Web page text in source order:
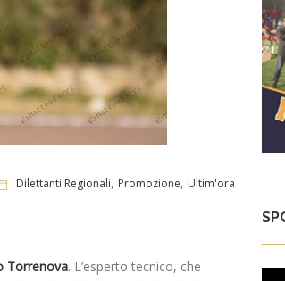
Dilettanti Regionali, Promozione, Ultim'ora
Torrenova. L’esperto tecnico, che